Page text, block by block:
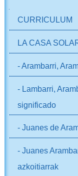
CURRICULUM
LA CASA
- Arambarri,
- Lambarri,
significado
- Juanes de
- Juanes
azkoitiarrak